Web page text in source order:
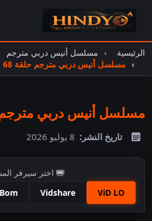
الرئيسية
مسلسل أنيس دربي مترجم
مسلسل أنيس دربي مترجم حلقة 68
مسلسل أنيس دربي مترجم
تاريخ النشر: 8 يوليو 2026
اختر سيرفر
ViD LO
Vidshare